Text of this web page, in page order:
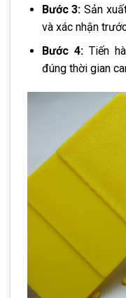
Bước 3:Sản
và xác nhận
Bước 4:Tiến
đúng thời gian